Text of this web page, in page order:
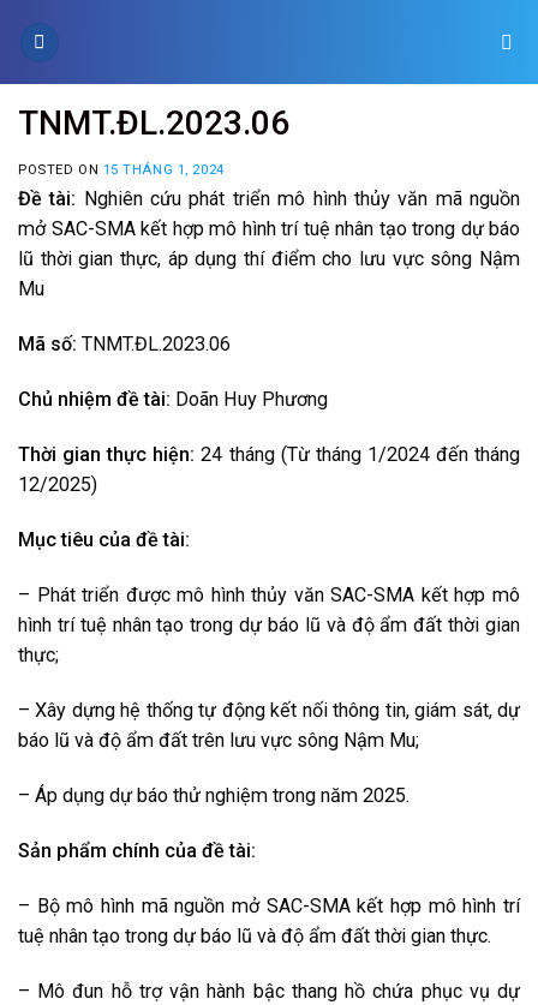
TNMT.ĐL.2023.06
POSTED ON 15 THÁNG 1, 2024
Đề tài: Nghiên cứu phát triển mô hình thủy văn mã nguồn
mở SAC-SMA kết hợp mô hình trí tuệ nhân tạo trong dự báo
lũ thời gian thực, áp dụng thí điểm cho lưu vực sông Nậm
Mu
Mã số: TNMT.ĐL.2023.06
Chủ nhiệm đề tài: Doãn Huy Phương
Thời gian thực hiện: 24 tháng (Từ tháng 1/2024 đến tháng
12/2025)
Mục tiêu của đề tài:
– Phát triển được mô hình thủy văn SAC-SMA kết hợp mô
hình trí tuệ nhân tạo trong dự báo lũ và độ ẩm đất thời gian
thực;
– Xây dựng hệ thống tự động kết nối thông tin, giám sát, dự
báo lũ và độ ẩm đất trên lưu vực sông Nậm Mu;
– Áp dụng dự báo thử nghiệm trong năm 2025.
Sản phẩm chính của đề tài:
– Bộ mô hình mã nguồn mở SAC-SMA kết hợp mô hình trí
tuệ nhân tạo trong dự báo lũ và độ ẩm đất thời gian thực.
– Mô đun hỗ trợ vận hành bậc thang hồ chứa phục vụ dự